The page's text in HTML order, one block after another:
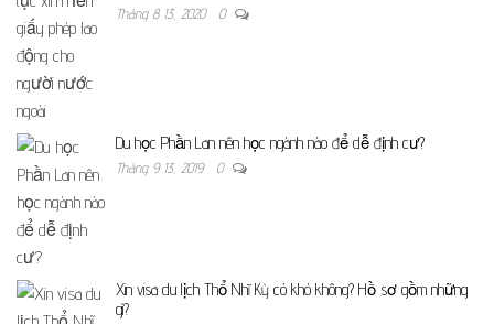
Tháng 8 13, 2020 0
Du học Phần Lan nên học ngành nào để dễ định cư?
Tháng 9 13, 2019 0
Xin visa du lịch Thổ Nhĩ Kỳ có khó không? Hồ sơ gồm những
gì?